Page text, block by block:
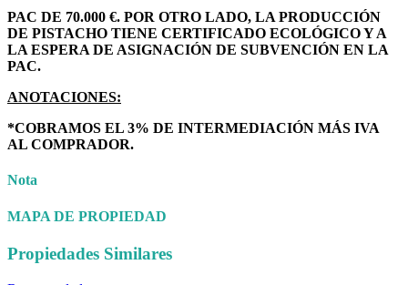
PAC DE 70.000 €. POR OTRO LADO, LA PRODUCCIÓN
DE PISTACHO TIENE CERTIFICADO ECOLÓGICO Y A
LA ESPERA DE ASIGNACIÓN DE SUBVENCIÓN EN LA
PAC.
ANOTACIONES:
*COBRAMOS EL 3% DE INTERMEDIACIÓN MÁS IVA
AL COMPRADOR.
Nota
MAPA DE PROPIEDAD
Propiedades Similares